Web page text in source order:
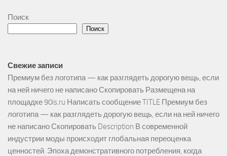
Поиск
Поиск
Свежие записи
Премиум без логотипа — как разглядеть дорогую вещь, если
на ней ничего не написано Скопировать Размещена на
площадке 90is.ru Написать сообщение TITLE Премиум без
логотипа — как разглядеть дорогую вещь, если на ней ничего
не написано Скопировать Description В современной
индустрии моды происходит глобальная переоценка
ценностей. Эпоха демонстративного потребления, когда